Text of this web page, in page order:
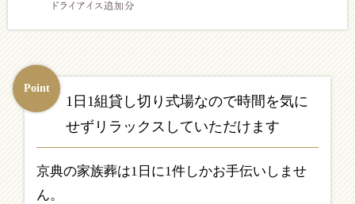
Point
1日1組貸し切り式場なので時間を気に
せずリラックスしていただけます
京典の家族葬は1日に1件しかお手伝いしませ
ん。